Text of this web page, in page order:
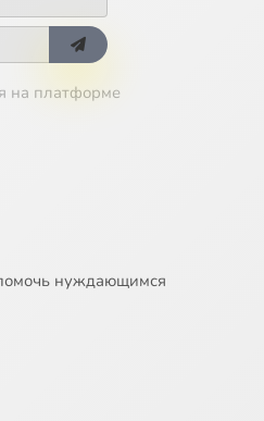
на платформе
нуждающимся